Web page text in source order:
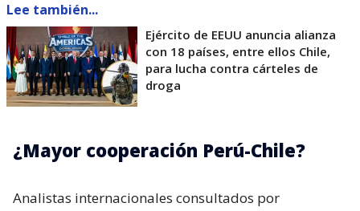
Lee también...
Ejército de EEUU anuncia alianza
con 18 países, entre ellos Chile,
para lucha contra cárteles de
droga
¿Mayor cooperación Perú-Chile?
Analistas internacionales consultados por